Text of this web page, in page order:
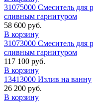
31075000 Смеситель
сливным гарнитуром
58 600 руб.
В корзину
31073000 Смеситель для
сливным гарнитуром
117 100 руб.
В корзину
13413000 Излив на ванну
26 200 руб.
В корзину